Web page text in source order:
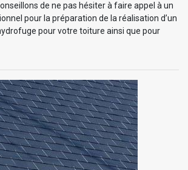
de ne pas hésiter à faire appel à un
pour la préparation de la réalisation d’un
pour votre toiture ainsi que pour